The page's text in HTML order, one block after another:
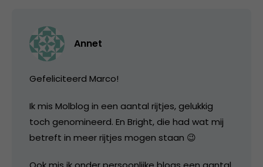
Annet
Gefeliciteerd Marco!
Ik mis Molblog in een aantal rijtjes, gelukkig
toch genomineerd. En Bright, die had wat mij
betreft in meer rijtjes mogen staan 😉